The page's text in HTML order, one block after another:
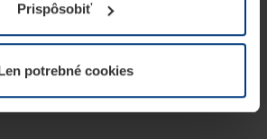
Vaše povolenie môžete
alebo odvolať vo vysvetlení cookie
Prispôsobiť
potrebné cookies